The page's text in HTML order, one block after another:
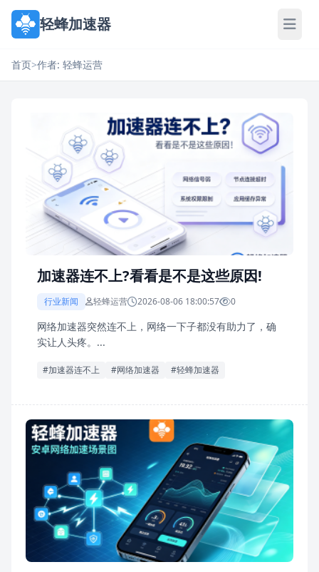
轻蜂加速器
首页>作者: 轻蜂运营
加速器连不上?看看是不是这些原因!
行业新闻 轻蜂运营 2026-08-06 18:00:57 0
网络加速器突然连不上，网络一下子都没有助力了，确
实让人头疼。...
#加速器连不上 #网络加速器 #轻蜂加速器